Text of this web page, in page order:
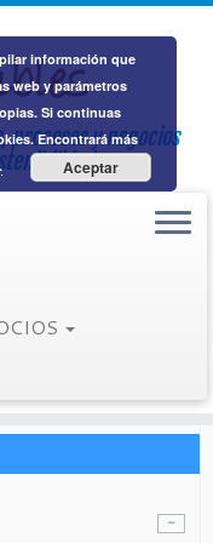
procesos y negocios
información que
web y parámetros
Si continuas
Encontrará más
Aceptar